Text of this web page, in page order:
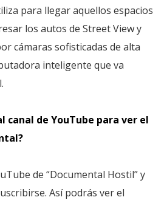
para llegar aquellos espacios
los autos de Street View y
cámaras sofisticadas de alta
inteligente que va
canal de YouTube para ver el
de “Documental Hostil” y
Así podrás ver el